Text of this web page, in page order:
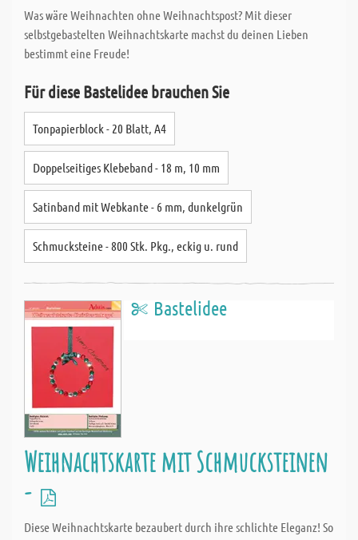
Was wäre Weihnachten ohne Weihnachtspost? Mit dieser
selbstgebastelten Weihnachtskarte machst du deinen Lieben
bestimmt eine Freude!
Für diese Bastelidee brauchen Sie
Tonpapierblock - 20 Blatt, A4
Doppelseitiges Klebeband - 18 m, 10 mm
Satinband mit Webkante - 6 mm, dunkelgrün
Schmucksteine - 800 Stk. Pkg., eckig u. rund
Bastelidee
Weihnachtskarte mit Schmucksteinen
-
Diese Weihnachtskarte bezaubert durch ihre schlichte Eleganz! So